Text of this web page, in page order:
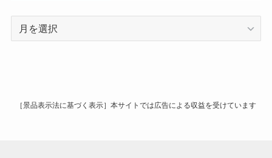
［景品表示法に基づく表示］本サイトでは広告による収益を受けています